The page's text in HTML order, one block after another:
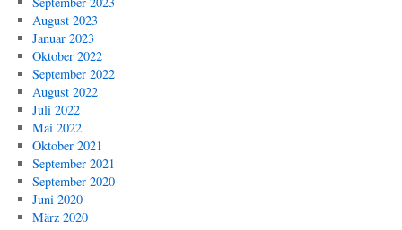
August 2023
Januar 2023
Oktober 2022
September 2022
August 2022
Juli 2022
Mai 2022
Oktober 2021
September 2021
September 2020
Juni 2020
März 2020